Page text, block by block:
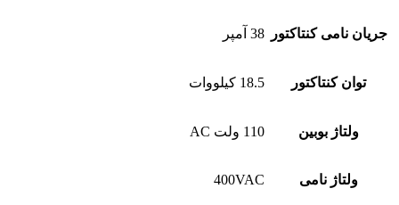
جریان نامی کنتاکتور 38 آمپر
توان کنتاکتور 18.5 کیلووات
ولتاژ بوبین 110 ولت AC
ولتاژ نامی 400VAC